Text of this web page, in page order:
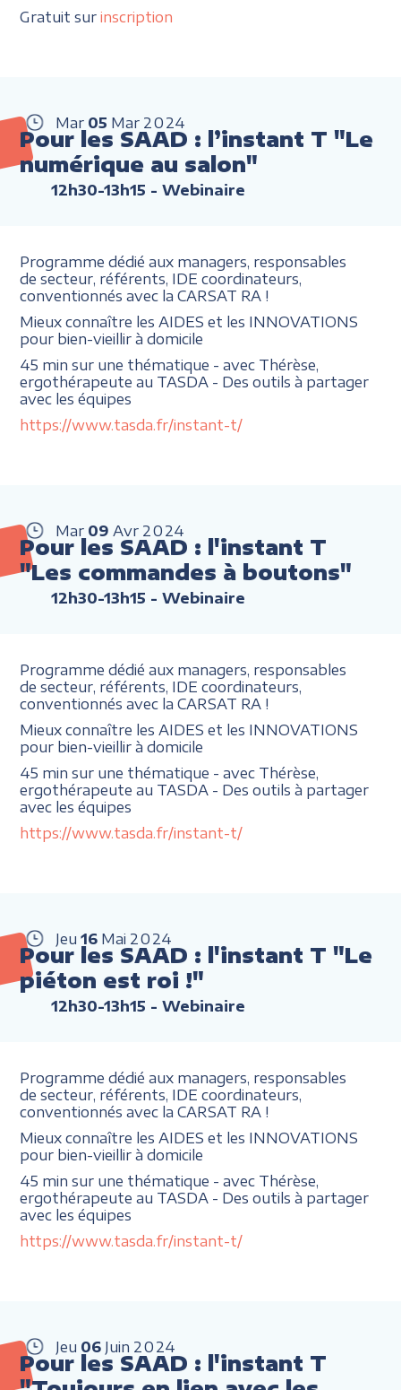
Gratuit surinscription
Mar 05 Mar 2024
Pour les SAAD : l’instant T "Le
numérique au salon"
12h30-13h15 - Webinaire
Programme dédié aux managers, responsables
de secteur, référents, IDE coordinateurs,
conventionnés avec la CARSAT RA !
Mieux connaître les AIDES et les INNOVATIONS
pour bien-vieillir à domicile
45 min sur une thématique - avec Thérèse,
ergothérapeute au TASDA - Des outils à partager
avec les équipes
https://www.tasda.fr/instant-t/
Mar 09 Avr 2024
Pour les SAAD : l'instant T
"Les commandes à boutons"
12h30-13h15 - Webinaire
Programme dédié aux managers, responsables
de secteur, référents, IDE coordinateurs,
conventionnés avec la CARSAT RA !
Mieux connaître les AIDES et les INNOVATIONS
pour bien-vieillir à domicile
45 min sur une thématique - avec Thérèse,
ergothérapeute au TASDA - Des outils à partager
avec les équipes
https://www.tasda.fr/instant-t/
Jeu 16 Mai 2024
Pour les SAAD : l'instant T "Le
piéton est roi !"
12h30-13h15 - Webinaire
Programme dédié aux managers, responsables
de secteur, référents, IDE coordinateurs,
conventionnés avec la CARSAT RA !
Mieux connaître les AIDES et les INNOVATIONS
pour bien-vieillir à domicile
45 min sur une thématique - avec Thérèse,
ergothérapeute au TASDA - Des outils à partager
avec les équipes
https://www.tasda.fr/instant-t/
Jeu 06 Juin 2024
Pour les SAAD : l'instant T